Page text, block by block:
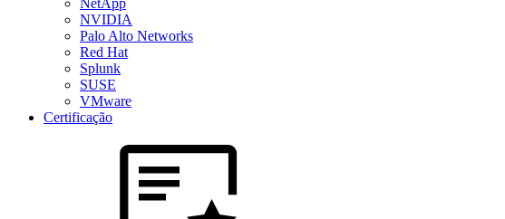
NetApp
NVIDIA
Palo Alto Networks
Red Hat
Splunk
SUSE
VMware
Certificação